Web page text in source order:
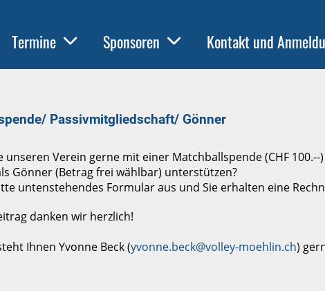
Termine Sponsoren Kontakt und
Passivmitgliedschaft/ Gönner
unseren Verein gerne mit einer Matchballspende (CHF 100.--
Gönner (Betrag frei wählbar) unterstützen?
untenstehendes Formular aus und Sie erhalten eine
danken wir herzlich!
Ihnen Yvonne Beck (yvonne.beck@volley-moehlin.ch)